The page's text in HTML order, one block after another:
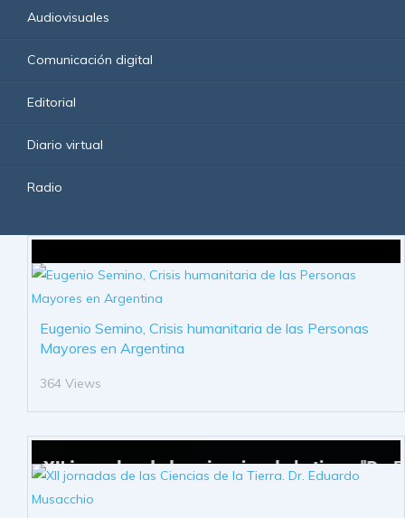
Audiovisuales
Comunicación digital
Editorial
Diario virtual
Radio
Eugenio Semino, Crisis humanitaria de las Personas
Mayores en Argentina
364 Views